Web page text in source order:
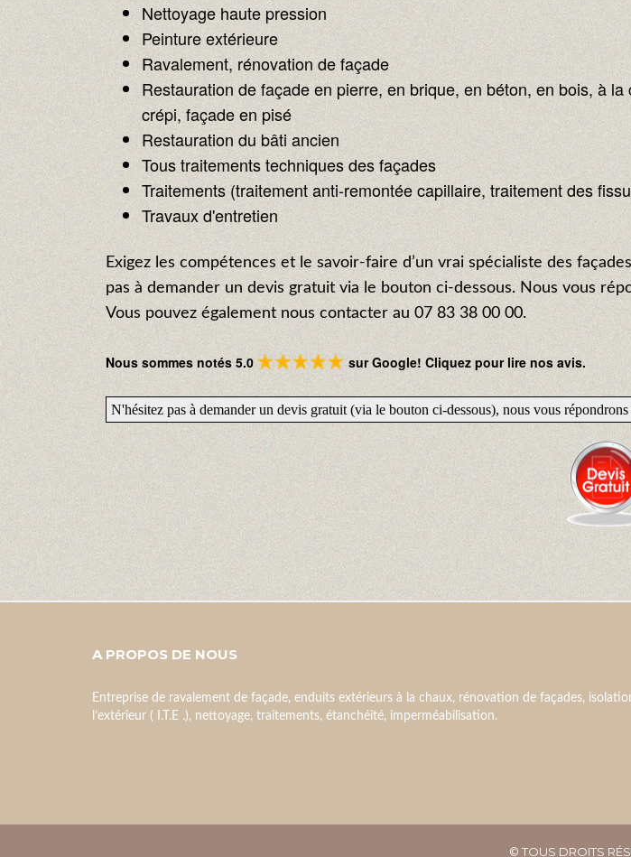
Nettoyage haute pression
Peinture extérieure
Ravalement, rénovation de façade
Restauration de façade en pierre, en brique, en béton, en bois, à
crépi, façade en pisé
Restauration du bâti ancien
Tous traitements techniques des façades
Traitements (traitement anti-remontée capillaire, traitement des
Travaux d'entretien
Exigez les compétences et le savoir-faire d’un vrai spécialiste des
pas à demander un devis gratuit via le bouton ci-dessous. Nous vous
Vous pouvez également nous contacter au 07 83 38 00 00.
Nous sommes notés 5.0 sur Google! Cliquez pour lire nos avis.
N'hésitez pas à demander un devis gratuit (via le bouton ci-dessous), nous vous
A PROPOS DE NOUS
Entreprise de ravalement de façade, enduits extérieurs à la chaux, rénovation de façades,
l’extérieur ( I.T.E .), nettoyage, traitements, étanchéité, imperméabilisation.
© TOUS DROITS